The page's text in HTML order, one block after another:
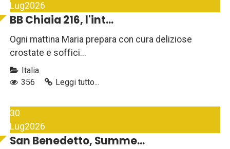
Lug2026
BB Chiaia 216, l'int...
Ogni mattina Maria prepara con cura deliziose
crostate e soffici...
Italia
356
Leggi tutto...
30
Lug2026
San Benedetto, Summe...